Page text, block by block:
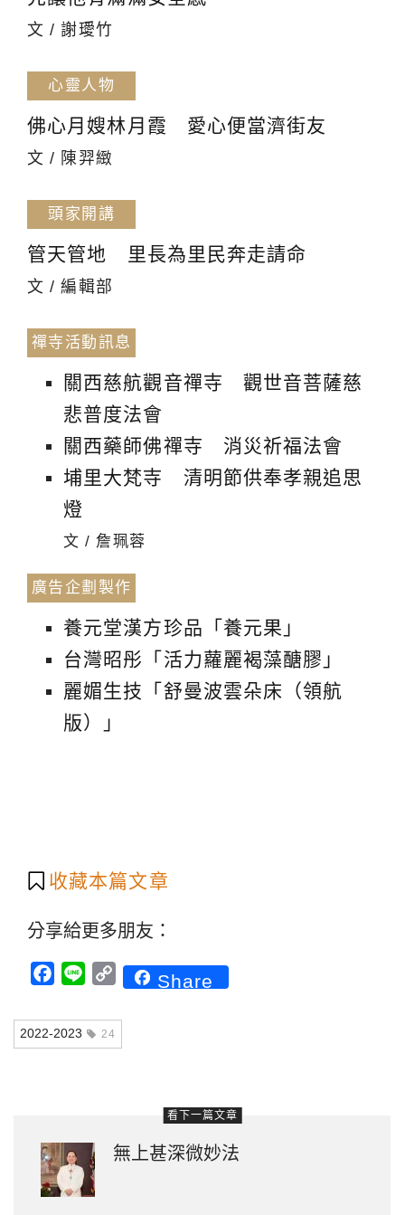
文 / 謝璦竹
心靈人物
佛心月嫂林月霞 愛心便當濟街友
文 / 陳羿緻
頭家開講
管天管地 里長為里民奔走請命
文 / 編輯部
禪寺活動訊息
關西慈航觀音禪寺 觀世音菩薩慈
悲普度法會
關西藥師佛禪寺 消災祈福法會
埔里大梵寺 清明節供奉孝親追思
燈
文 / 詹珮蓉
廣告企劃製作
養元堂漢方珍品「養元果」
台灣昭彤「活力蘿麗褐藻醣膠」
麗媚生技「舒曼波雲朵床（領航
版）」
收藏本篇文章
分享給更多朋友：
Facebook
Line CopyShare
2022-2023 24
看下一篇文章
無上甚深微妙法